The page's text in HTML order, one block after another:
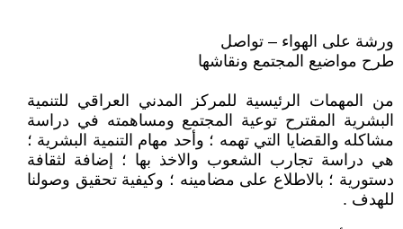
ورشة على الهواء – تواصل
طرح مواضيع المجتمع ونقاشها
من المهمات الرئيسية للمركز المدني العراقي للتنمية
البشرية المقترح توعية المجتمع ومساهمته في دراسة
مشاكله والقضايا التي تهمه ؛ وأحد مهام التنمية البشرية ؛
هي دراسة تجارب الشعوب والاخذ بها ؛ إضافة لثقافة
دستورية ؛ بالاطلاع على مضامينه ؛ وكيفية تحقيق وصولنا
للهدف .